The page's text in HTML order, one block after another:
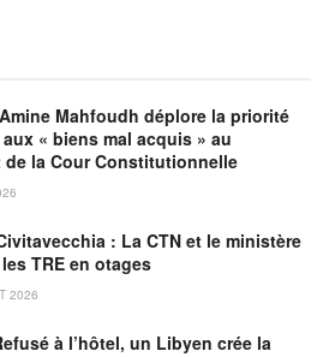
Mahfoudh déplore la priorité
« biens mal acquis » au
de la Cour Constitutionnelle
: La CTN et le ministère
TRE en otages
2026
à l’hôtel, un Libyen crée la